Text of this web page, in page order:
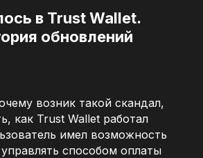
в Trust Wallet.
обновлений
возник такой скандал,
как Trust Wallet работал
имел возможность
способом оплаты